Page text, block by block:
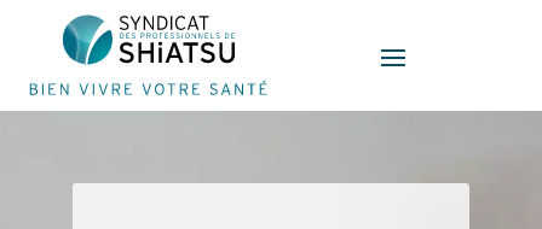
Panneau de gestion des cookies